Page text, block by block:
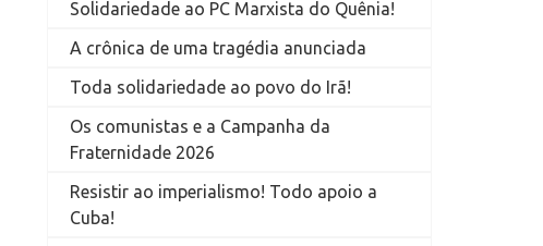
Solidariedade ao PC Marxista do Quênia!
A crônica de uma tragédia anunciada
Toda solidariedade ao povo do Irã!
Os comunistas e a Campanha da
Fraternidade 2026
Resistir ao imperialismo! Todo apoio a
Cuba!